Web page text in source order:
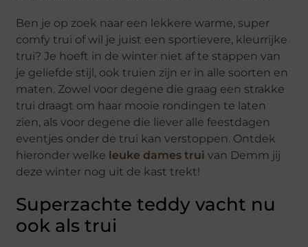
Ben je op zoek naar een lekkere warme, super
comfy trui of wil je juist een sportievere, kleurrijke
trui? Je hoeft in de winter niet af te stappen van
je geliefde stijl, ook truien zijn er in alle soorten en
maten. Zowel voor degene die graag een strakke
trui draagt om haar mooie rondingen te laten
zien, als voor degene die liever alle feestdagen
eventjes onder de trui kan verstoppen. Ontdek
hieronder welke leuke dames truivan Demm jij
deze winter nog uit de kast trekt!
Superzachte teddy vacht nu
ook als trui